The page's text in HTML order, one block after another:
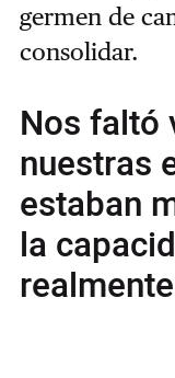
germen de
consolidar.
Nos faltó
nuestras
estaban
la